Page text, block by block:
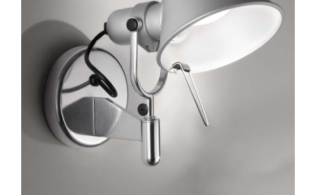
Lichtplanung
Referenzen
Marken